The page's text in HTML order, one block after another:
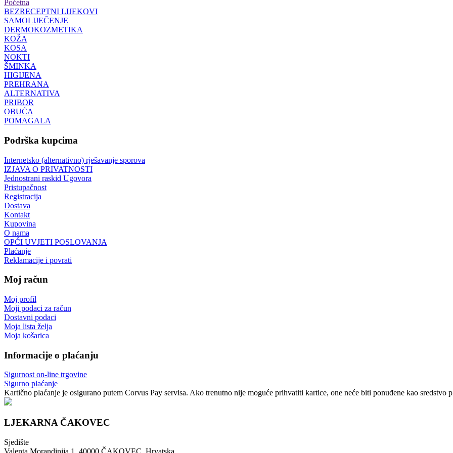
Početna
BEZRECEPTNI LIJEKOVI
SAMOLIJEČENJE
DERMOKOZMETIKA
KOŽA
KOSA
NOKTI
ŠMINKA
HIGIJENA
PREHRANA
ALTERNATIVA
PRIBOR
OBUĆA
POMAGALA
Podrška kupcima
Internetsko (alternativno) rješavanje sporova
IZJAVA O PRIVATNOSTI
Jednostrani raskid Ugovora
Pristupačnost
Registracija
Dostava
Kontakt
Kupovina
O nama
OPĆI UVJETI POSLOVANJA
Plaćanje
Reklamacije i povrati
Moj račun
Moj profil
Moji podaci za račun
Dostavni podaci
Moja lista želja
Moja košarica
Informacije o plaćanju
Sigurnost on-line trgovine
Sigurno plaćanje
Kartično plaćanje je osigurano putem Corvus Pay servisa. Ako trenutno nije moguće prihvatiti kartice, one neće biti ponuđene kao sredstvo
LJEKARNA ČAKOVEC
Sjedište
Valenta Morandinija 1, 40000 ČAKOVEC, Hrvatska